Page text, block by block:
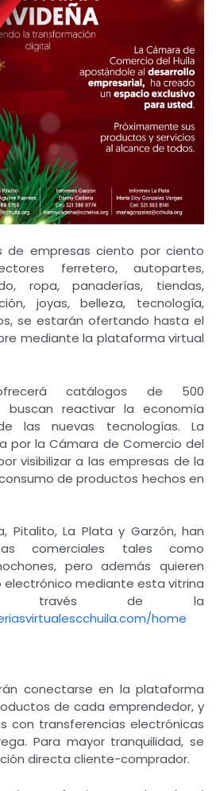
de empresas ciento por ciento
ferretero, autopartes,
ropa, panaderías, tiendas,
joyas, belleza, tecnología,
se estarán ofertando hasta el
mediante la plataforma virtual
catálogos de 500
buscan reactivar la economía
las nuevas tecnologías. La
por la Cámara de Comercio del
visibilizar a las empresas de la
de productos hechos en
Pitalito, La Plata y Garzón, han
comerciales tales como
pero además quieren
mediante esta vitrina
a través de la
home
conectarse en la plataforma
de cada emprendedor, y
con transferencias electrónicas
Para mayor tranquilidad, se
directa cliente-comprador.